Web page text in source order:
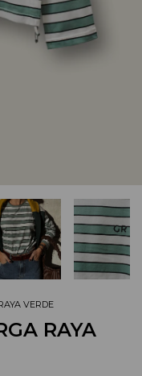
VERDE
RAYA